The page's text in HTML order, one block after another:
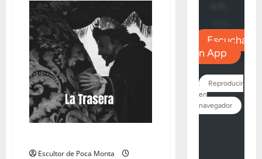
Escultor de Poca Monta